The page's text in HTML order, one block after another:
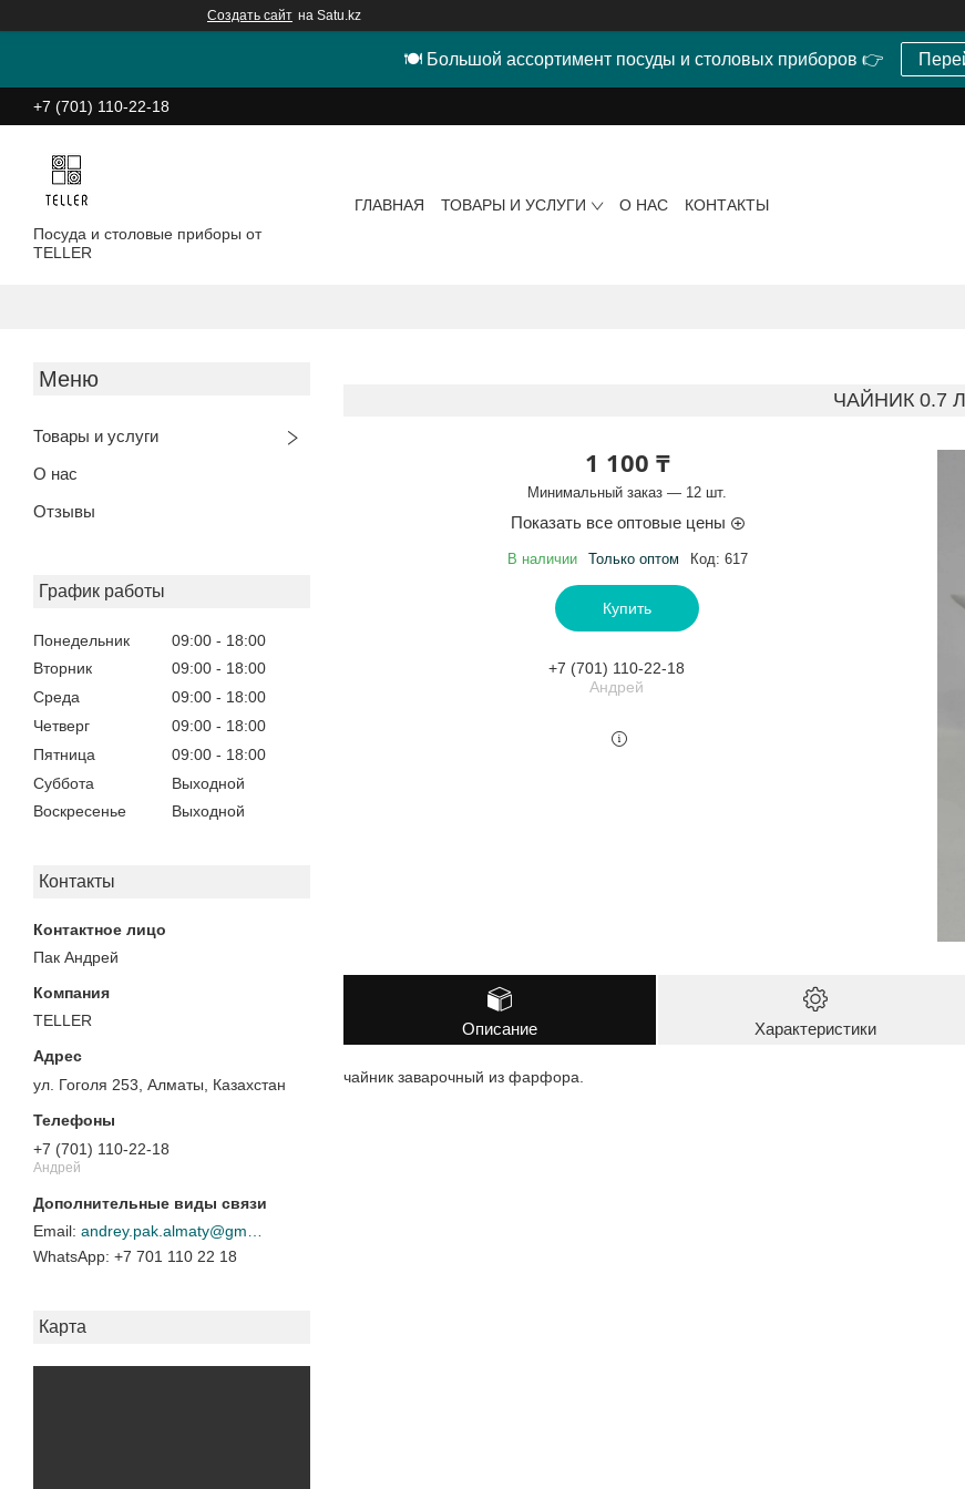
Создать сайт на Satu.kz
🍽 Большой ассортимент посуды и столовых приборов 👉
+7 (701) 110-22-18
Посуда и столовые приборы от
TELLER
ГЛАВНАЯ ТОВАРЫ И УСЛУГИ О НАС КОНТАКТЫ
Товары и услуги
О нас
Отзывы
График работы
Понедельник 09:00
18:00
Вторник
09:00
18:00
Среда
09:00
18:00
Четверг
09:00
18:00
Пятница
09:00
18:00
Суббота
Выходной
Воскресенье
Выходной
Контакты
Пак Андрей
TELLER
ул. Гоголя 253, Алматы, Казахстан
+7 (701) 110-22-18
Андрей
+7 701 110 22 18
Карта
ЧАЙНИК 0.7 Л
1 100 ₸
Минимальный заказ — 12 шт.
Показать все оптовые цены
В наличии Только оптом Код: 617
Купить
+7 (701) 110-22-18
Андрей
Описание Характеристики
чайник заварочный из фарфора.